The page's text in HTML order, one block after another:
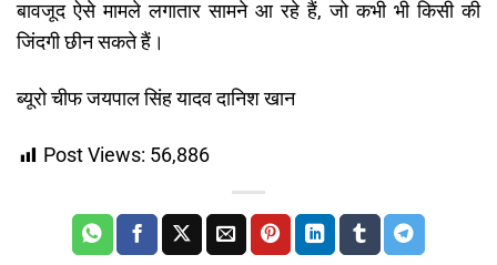
बावजूद ऐसे मामले लगातार सामने आ रहे हैं, जो कभी भी किसी की
जिंदगी छीन सकते हैं।
ब्यूरो चीफ जयपाल सिंह यादव दानिश खान
Post Views: 56,886